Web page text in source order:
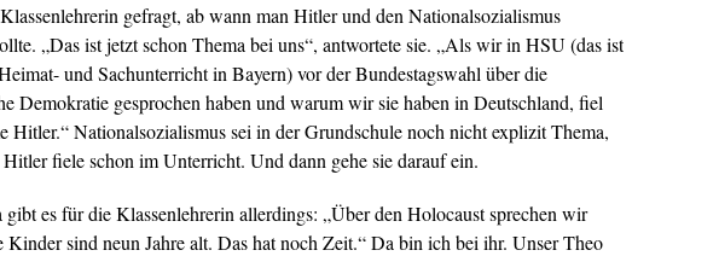
gefragt, ab wann man Hitler und den Nationalsozialismus
„Das ist jetzt schon Thema bei uns“, antwortete sie. „Als wir in HSU (das ist
und Sachunterricht in Bayern) vor der Bundestagswahl über die
Demokratie gesprochen haben und warum wir sie haben in Deutschland, fiel
Hitler.“ Nationalsozialismus sei in der Grundschule noch nicht explizit Thema,
fiele schon im Unterricht. Und dann gehe sie darauf ein.
gibt es für die Klassenlehrerin allerdings: „Über den Holocaust sprechen wir
sind neun Jahre alt. Das hat noch Zeit.“ Da bin ich bei ihr. Unser Theo